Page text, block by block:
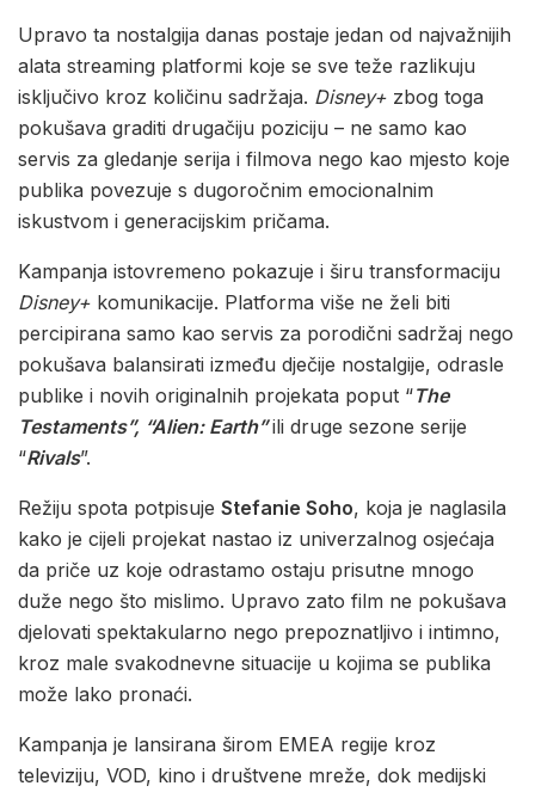
Upravo ta nostalgija danas postaje jedan od najvažnijih
alata streaming platformi koje se sve teže razlikuju
isključivo kroz količinu sadržaja. Disney+ zbog toga
pokušava graditi drugačiju poziciju – ne samo kao
servis za gledanje serija i filmova nego kao mjesto koje
publika povezuje s dugoročnim emocionalnim
iskustvom i generacijskim pričama.
Kampanja istovremeno pokazuje i širu transformaciju
Disney+ komunikacije. Platforma više ne želi biti
percipirana samo kao servis za porodični sadržaj nego
pokušava balansirati između dječije nostalgije, odrasle
publike i novih originalnih projekata poput “The
Testaments”, “Alien: Earth”ili druge sezone serije
“Rivals”.
Režiju spota potpisuje Stefanie Soho, koja je naglasila
kako je cijeli projekat nastao iz univerzalnog osjećaja
da priče uz koje odrastamo ostaju prisutne mnogo
duže nego što mislimo. Upravo zato film ne pokušava
djelovati spektakularno nego prepoznatljivo i intimno,
kroz male svakodnevne situacije u kojima se publika
može lako pronaći.
Kampanja je lansirana širom EMEA regije kroz
televiziju, VOD, kino i društvene mreže, dok medijski